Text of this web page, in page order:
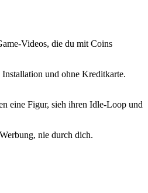
Videos, die du mit Coins
und ohne Kreditkarte.
eine Figur, sieh ihren Idle-Loop und
nie durch dich.